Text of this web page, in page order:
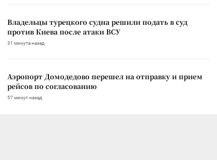
Владельцы турецкого судна решили подать в суд
против Киева после атаки ВСУ
31 минута назад
Аэропорт Домодедово перешел на отправку и прием
рейсов по согласованию
57 минут назад